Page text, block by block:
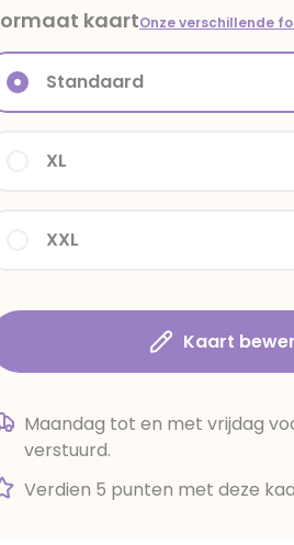
kaartOnze verschillende
XXL
XL
Standaard
Kaart
Maandag tot en met vrijdag
verstuurd.
Verdien 5 punten met deze